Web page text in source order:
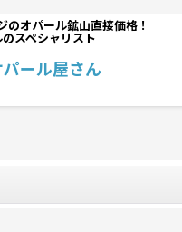
のオパール鉱山直接価格！
スペシャリスト
ール屋さん